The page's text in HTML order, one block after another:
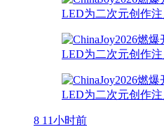
8 11小时前